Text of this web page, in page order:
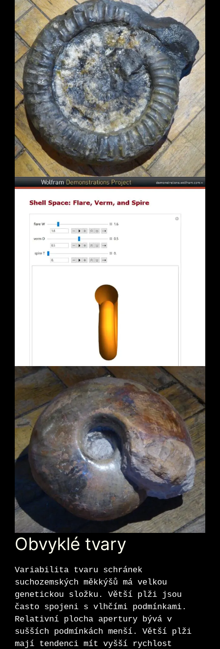
Obvyklé tvary
Variabilita tvaru schránek
suchozemských měkkýšů má velkou
genetickou složku. Větší plži jsou
často spojeni s vlhčími podmínkami.
Relativní plocha apertury bývá v
sušších podmínkách menší. Větší plži
mají tendenci mít vyšší rychlost